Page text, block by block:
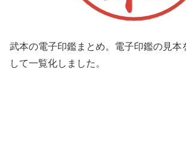
武本の電子印鑑まとめ。電子印鑑の見本
して一覧化しました。